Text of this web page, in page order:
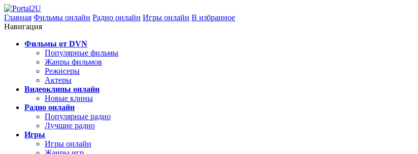
Главная Фильмы онлайн Радио онлайн Игры онлайн В избранное
Навигация
Фильмы от DVN
Популярные фильмы
Жанры фильмов
Режисеры
Актеры
Видеоклипы онлайн
Новые клины
Радио онлайн
Популярные радио
Лучшие радио
Игры
Игры онлайн